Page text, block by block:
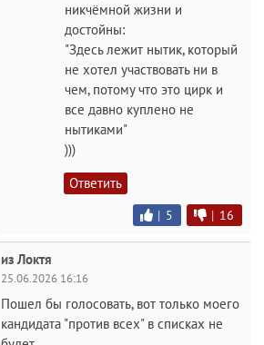
никчёмной жизни и
достойны:
"Здесь лежит нытик, который
не хотел участвовать ни в
чем, потому что это цирк и
все давно куплено не
нытиками"
)))
Ответить
| 5 | 16
из Локтя
25.06.2026 16:16
Пошел бы голосовать, вот только моего
кандидата "против всех" в списках не